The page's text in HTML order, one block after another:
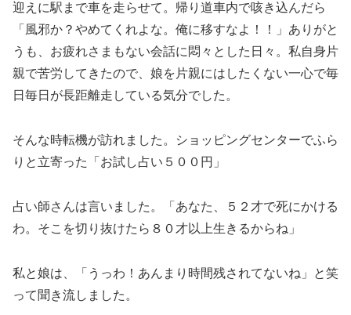
迎えに駅まで車を走らせて。帰り道車内で咳き込んだら
「風邪か？やめてくれよな。俺に移すなよ！！」ありがと
うも、お疲れさまもない会話に悶々とした日々。私自身片
親で苦労してきたので、娘を片親にはしたくない一心で毎
日毎日が長距離走している気分でした。
そんな時転機が訪れました。ショッピングセンターでふら
りと立寄った「お試し占い５００円」
占い師さんは言いました。「あなた、５２才で死にかける
わ。そこを切り抜けたら８０才以上生きるからね」
私と娘は、「うっわ！あんまり時間残されてないね」と笑
って聞き流しました。